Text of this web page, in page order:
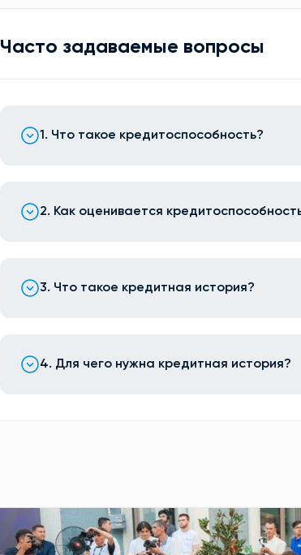
Часто задаваемые вопросы
1. Что такое кредитоспособность?
2. Как оценивается
3. Что такое кредитная история?
4. Для чего нужна кредитная история?